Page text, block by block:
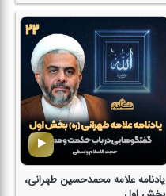
یادنامه علامه محمدحسین طهرانی،